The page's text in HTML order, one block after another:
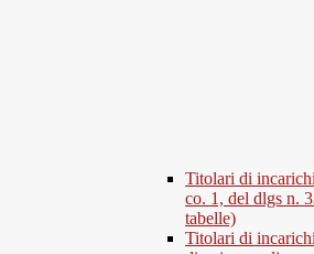
Titolari di
co. 1, del dlgs n.
tabelle)
Titolari di